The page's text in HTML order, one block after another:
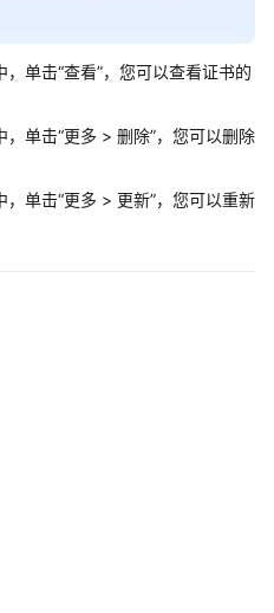
，单击“查看”，您可以查看证书的
，单击“更多 > 删除”，您可以删除
，单击“更多 > 更新”，您可以重新